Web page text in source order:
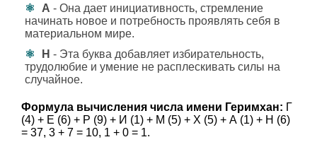
А - Она дает инициативность, стремление
начинать новое и потребность проявлять себя в
материальном мире.
Н - Эта буква добавляет избирательность,
трудолюбие и умение не расплескивать силы на
случайное.
Формула вычисления числа имени Геримхан: Г
(4) + Е (6) + Р (9) + И (1) + М (5) + Х (5) + А (1) + Н (6)
= 37, 3 + 7 = 10, 1 + 0 = 1.